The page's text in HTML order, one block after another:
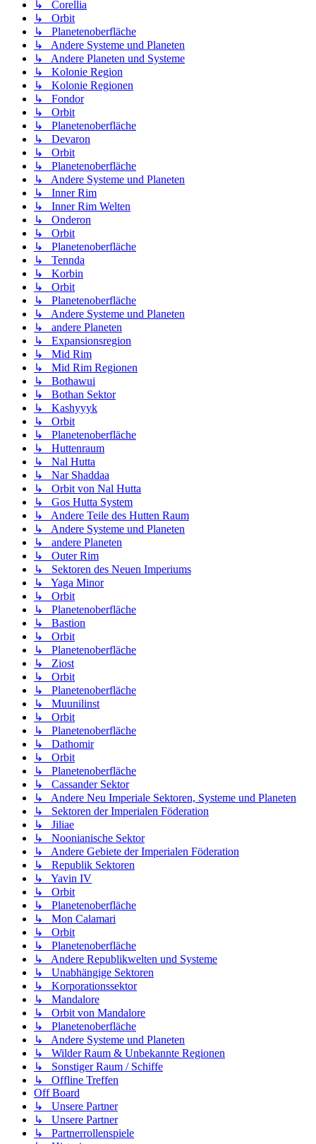
↳ Corellia
↳ Orbit
↳ Planetenoberfläche
↳ Andere Systeme und Planeten
↳ Andere Planeten und Systeme
↳ Kolonie Region
↳ Kolonie Regionen
↳ Fondor
↳ Orbit
↳ Planetenoberfläche
↳ Devaron
↳ Orbit
↳ Planetenoberfläche
↳ Andere Systeme und Planeten
↳ Inner Rim
↳ Inner Rim Welten
↳ Onderon
↳ Orbit
↳ Planetenoberfläche
↳ Tennda
↳ Korbin
↳ Orbit
↳ Planetenoberfläche
↳ Andere Systeme und Planeten
↳ andere Planeten
↳ Expansionsregion
↳ Mid Rim
↳ Mid Rim Regionen
↳ Bothawui
↳ Bothan Sektor
↳ Kashyyyk
↳ Orbit
↳ Planetenoberfläche
↳ Huttenraum
↳ Nal Hutta
↳ Nar Shaddaa
↳ Orbit von Nal Hutta
↳ Gos Hutta System
↳ Andere Teile des Hutten Raum
↳ Andere Systeme und Planeten
↳ andere Planeten
↳ Outer Rim
↳ Sektoren des Neuen Imperiums
↳ Yaga Minor
↳ Orbit
↳ Planetenoberfläche
↳ Bastion
↳ Orbit
↳ Planetenoberfläche
↳ Ziost
↳ Orbit
↳ Planetenoberfläche
↳ Muunilinst
↳ Orbit
↳ Planetenoberfläche
↳ Dathomir
↳ Orbit
↳ Planetenoberfläche
↳ Cassander Sektor
↳ Andere Neu Imperiale Sektoren, Systeme und Planeten
↳ Sektoren der Imperialen Föderation
↳ Jiliae
↳ Noonianische Sektor
↳ Andere Gebiete der Imperialen Föderation
↳ Republik Sektoren
↳ Yavin IV
↳ Orbit
↳ Planetenoberfläche
↳ Mon Calamari
↳ Orbit
↳ Planetenoberfläche
↳ Andere Republikwelten und Systeme
↳ Unabhängige Sektoren
↳ Korporationssektor
↳ Mandalore
↳ Orbit von Mandalore
↳ Planetenoberfläche
↳ Andere Systeme und Planeten
↳ Wilder Raum & Unbekannte Regionen
↳ Sonstiger Raum / Schiffe
↳ Offline Treffen
Off Board
↳ Unsere Partner
↳ Unsere Partner
↳ Partnerrollenspiele